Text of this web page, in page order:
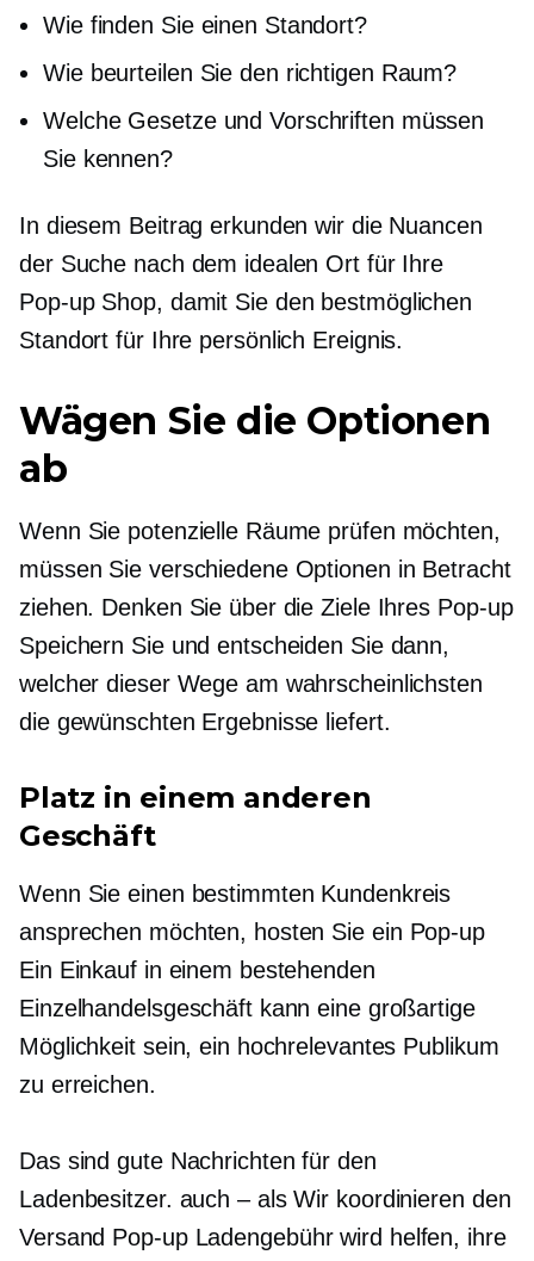
Wie finden Sie einen Standort?
Wie beurteilen Sie den richtigen Raum?
Welche Gesetze und Vorschriften müssen
Sie kennen?
In diesem Beitrag erkunden wir die Nuancen
der Suche nach dem idealen Ort für Ihre
Pop-upShop, damit Sie den bestmöglichen
Standort für Ihre persönlich Ereignis.
Wägen Sie die Optionen
ab
Wenn Sie potenzielle Räume prüfen möchten,
müssen Sie verschiedene Optionen in Betracht
ziehen. Denken Sie über die Ziele Ihres Pop-up
Speichern Sie und entscheiden Sie dann,
welcher dieser Wege am wahrscheinlichsten
die gewünschten Ergebnisse liefert.
Platz in einem anderen
Geschäft
Wenn Sie einen bestimmten Kundenkreis
ansprechen möchten, hosten Sie ein Pop-up
Ein Einkauf in einem bestehenden
Einzelhandelsgeschäft kann eine großartige
Möglichkeit sein, ein hochrelevantes Publikum
zu erreichen.
Das sind gute Nachrichten für den
Ladenbesitzer. auch – alsWir koordinieren den
Versand Pop-upLadengebühr wird helfen, ihre